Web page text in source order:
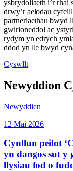
ysbrydoliaeth i’r rhai
drwy’r aelodau
partneriaethau bwyd
gwirioneddol ac
rydym yn edrych
ddod yn lle bwyd
Cyswllt
Newyddion
Newyddion
12 Mai 2026
Cynllun peilot
yn dangos sut y
llysiau fod o